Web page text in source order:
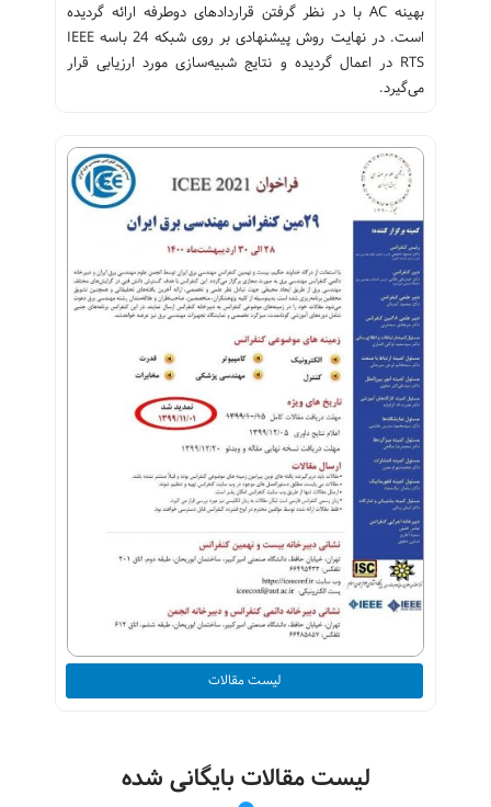
بهینه AC با در نظر گرفتن قراردادهای دوطرفه ارائه گردیده
است. در نهایت روش پیشنهادی بر روی شبکه 24 باسه IEEE
RTS در اعمال گردیده و نتایج شبیه‌سازی مورد ارزیابی قرار
می‌گیرد.
لیست مقالات
لیست مقالات بایگانی شده